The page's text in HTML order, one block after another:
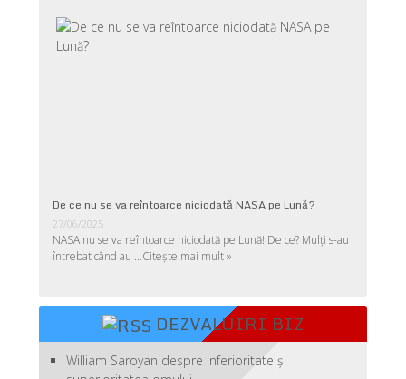
De ce nu se va reîntoarce niciodată NASA pe Lună?
27/06/2025
NASA nu se va reîntoarce niciodată pe Lună! De ce? Mulţi s-au
întrebat când au …Citește mai mult »
DEZVALUIRI BIZ
William Saroyan despre inferioritate şi